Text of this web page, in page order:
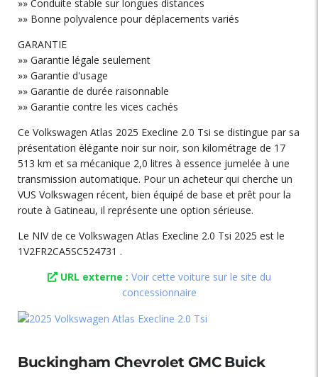
»» Conduite stable sur longues distances
»» Bonne polyvalence pour déplacements variés
GARANTIE
»» Garantie légale seulement
»» Garantie d'usage
»» Garantie de durée raisonnable
»» Garantie contre les vices cachés
Ce Volkswagen Atlas 2025 Execline 2.0 Tsi se distingue par sa
présentation élégante noir sur noir, son kilométrage de 17
513 km et sa mécanique 2,0 litres à essence jumelée à une
transmission automatique. Pour un acheteur qui cherche un
VUS Volkswagen récent, bien équipé de base et prêt pour la
route à Gatineau, il représente une option sérieuse.
Le NIV de ce Volkswagen Atlas Execline 2.0 Tsi 2025 est le
1V2FR2CA5SC524731 .
URL externe : Voir cette voiture sur le site du
concessionnaire
Buckingham Chevrolet GMC Buick